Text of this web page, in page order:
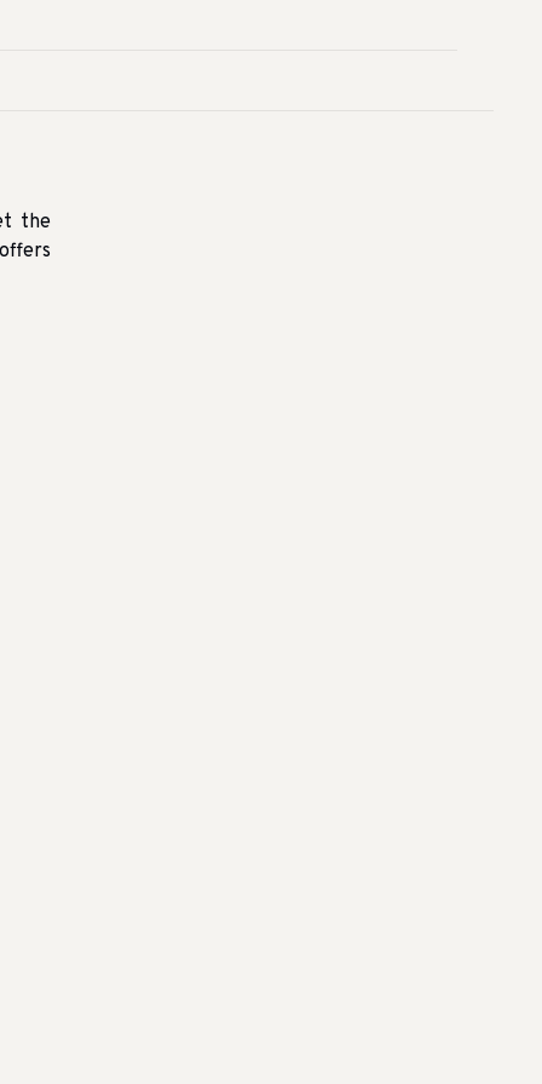
the